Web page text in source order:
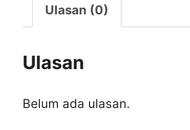
Ulasan (0)
Ulasan
Belum ada ulasan.